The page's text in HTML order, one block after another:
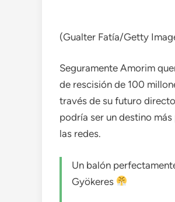
(Gualter Fatía/Getty
Seguramente Amorim
de rescisión de 100
través de su futuro
podría ser un destino
las redes.
Un balón
Gyökeres